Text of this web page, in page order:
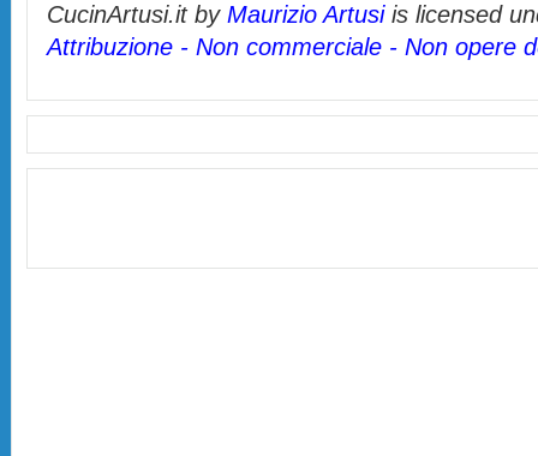
CucinArtusi.itby Maurizio Artusiis licensed
Attribuzione - Non commerciale - Non opere